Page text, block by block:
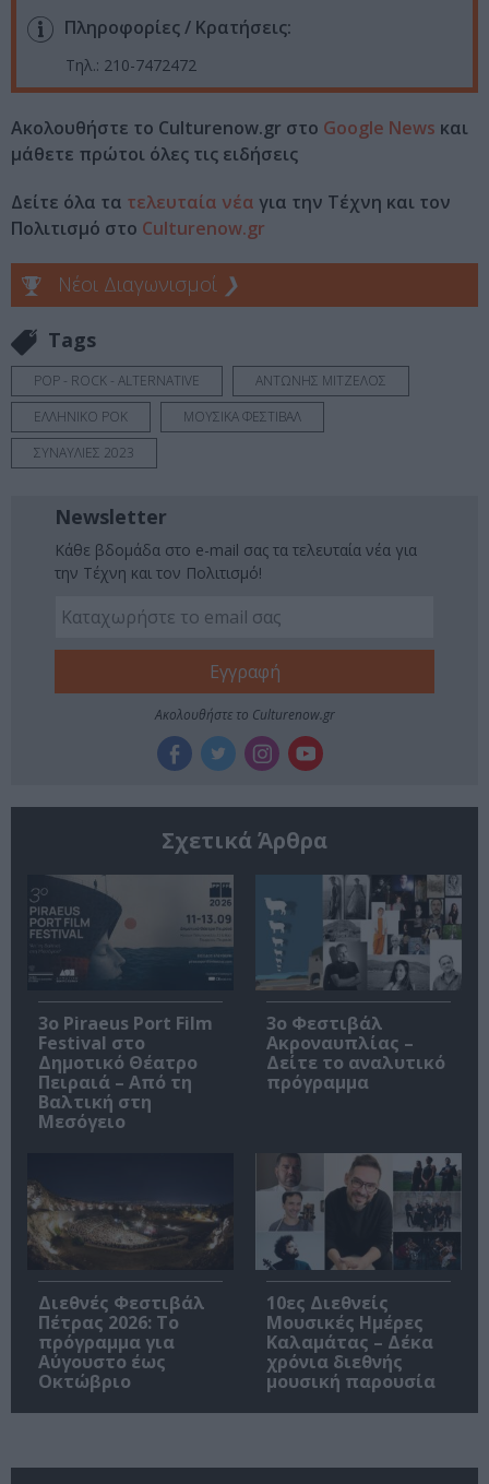
Πληροφορίες / Κρατήσεις:
Τηλ.: 210-7472472
Ακολουθήστε το Culturenow.gr στο Google News και
μάθετε πρώτοι όλες τις ειδήσεις
Δείτε όλα τα τελευταία νέα για την Τέχνη και τον
Πολιτισμό στο Culturenow.gr
Νέοι Διαγωνισμοί ❯
Tags
POP - ROCK - ALTERNATIVE
ΑΝΤΩΝΗΣ ΜΙΤΖΕΛΟΣ
ΕΛΛΗΝΙΚΟ ΡΟΚ
ΜΟΥΣΙΚΑ ΦΕΣΤΙΒΑΛ
ΣΥΝΑΥΛΙΕΣ 2023
Newsletter
Κάθε βδομάδα στο e-mail σας τα τελευταία νέα για
την Τέχνη και τον Πολιτισμό!
Ακολουθήστε το Culturenow.gr
Σχετικά Άρθρα
3o Piraeus Port Film
Festival στο
Δημοτικό Θέατρο
Πειραιά – Από τη
Βαλτική στη
Μεσόγειο
3ο Φεστιβάλ
Ακροναυπλίας –
Δείτε το αναλυτικό
πρόγραμμα
Διεθνές Φεστιβάλ
Πέτρας 2026: Το
πρόγραμμα για
Αύγουστο έως
Οκτώβριο
10ες Διεθνείς
Μουσικές Ημέρες
Καλαμάτας – Δέκα
χρόνια διεθνής
μουσική παρουσία